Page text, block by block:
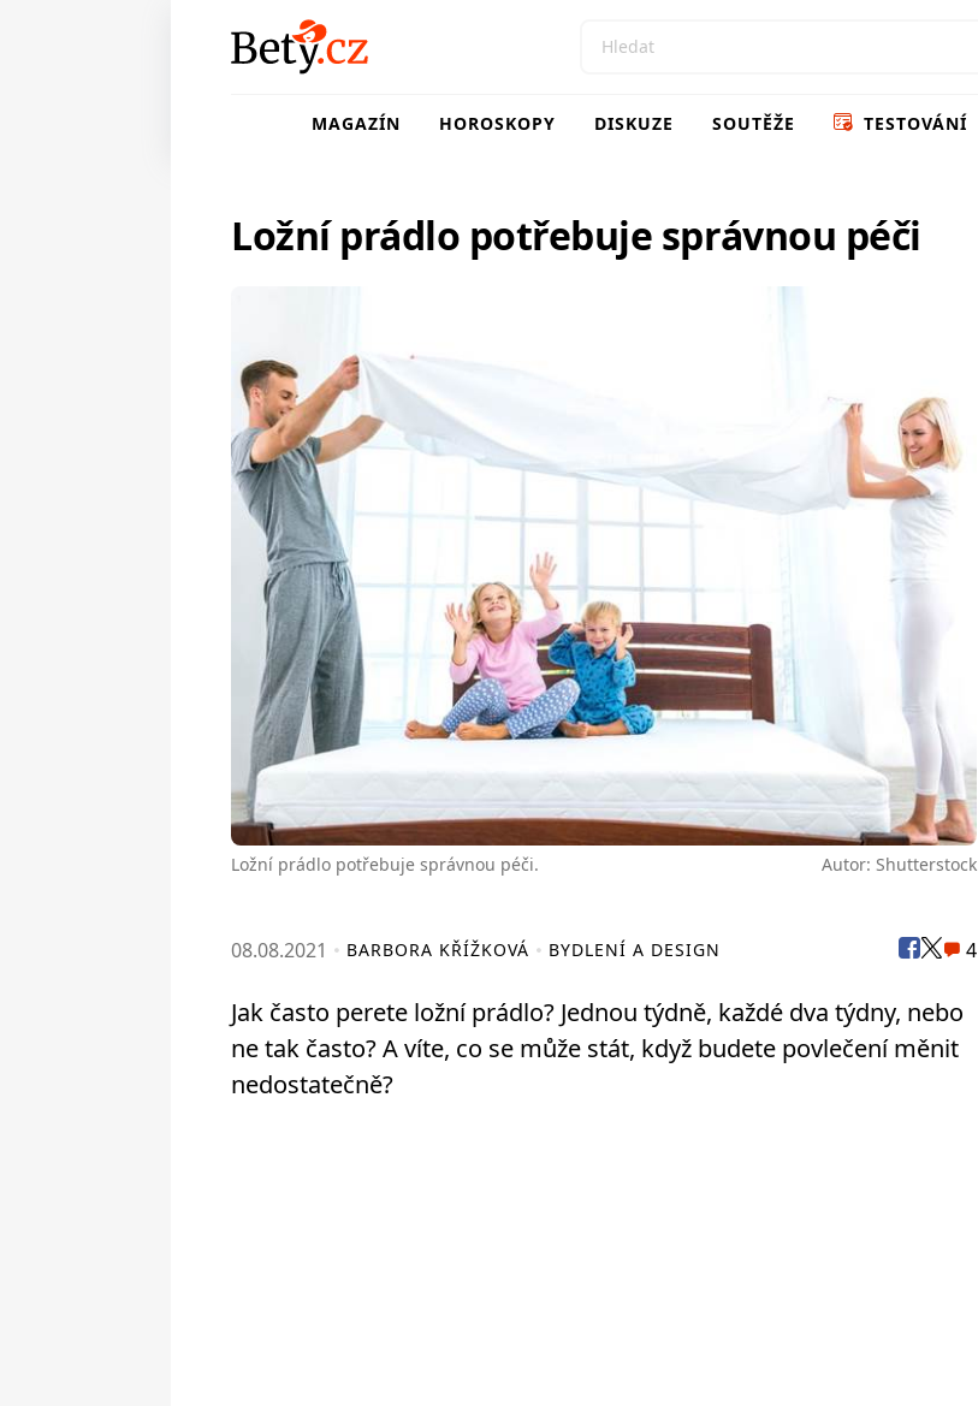
MAGAZÍN HOROSKOPY DISKUZE SOUTĚŽE TESTOVÁNÍ
Ložní prádlo potřebuje správnou péči
Ložní prádlo potřebuje správnou péči. Autor: Shutterstock
08.08.2021 BARBORA KŘÍŽKOVÁ BYDLENÍ A DESIGN 4
Jak často perete ložní prádlo? Jednou týdně, každé dva týdny, nebo
ne tak často? A víte, co se může stát, když budete povlečení měnit
nedostatečně?